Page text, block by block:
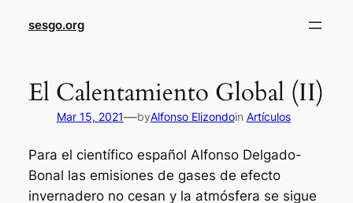
sesgo.org
El Calentamiento Global (II)
Mar 15, 2021—byAlfonso Elizondoin Artículos
Para el científico español Alfonso Delgado-
Bonal las emisiones de gases de efecto
invernadero no cesan y la atmósfera se sigue